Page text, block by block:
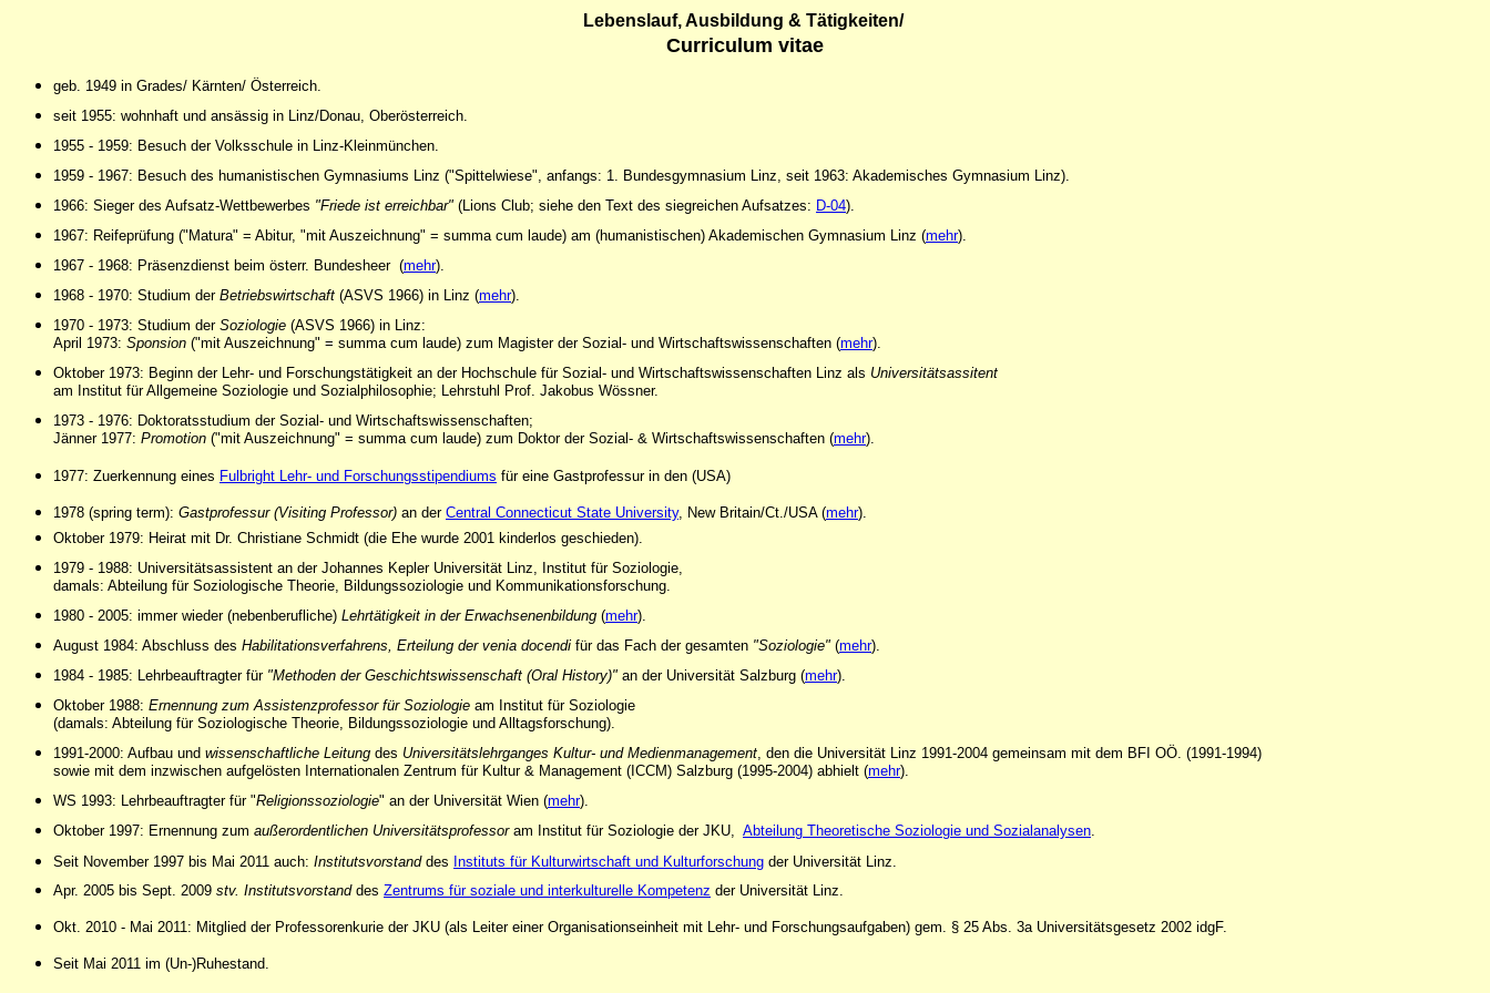
Lebenslauf, Ausbildung & Tätigkeiten/
Curriculum vitae
geb. 1949 in Grades/ Kärnten/ Österreich.
seit 1955: wohnhaft und ansässig in Linz/Donau, Oberösterreich.
1955 - 1959: Besuch der Volksschule in Linz-Kleinmünchen.
1959 - 1967: Besuch des humanistischen Gymnasiums Linz ("Spittelwiese", anfangs: 1. Bundesgymnasium Linz, seit 1963: Akademisches Gymnasium Linz).
1966: Sieger des Aufsatz-Wettbewerbes "Friede ist erreichbar" (Lions Club; siehe den Text des siegreichen Aufsatzes: D-04).
1967: Reifeprüfung ("Matura" = Abitur, "mit Auszeichnung" = summa cum laude) am (humanistischen) Akademischen Gymnasium Linz (mehr).
1967 - 1968: Präsenzdienst beim österr. Bundesheer (mehr).
1968 - 1970: Studium der Betriebswirtschaft (ASVS 1966) in Linz (mehr).
1970 - 1973: Studium der Soziologie (ASVS 1966) in Linz:
April 1973: Sponsion ("mit Auszeichnung" = summa cum laude) zum Magister der Sozial- und Wirtschaftswissenschaften (mehr).
Oktober 1973: Beginn der Lehr- und Forschungstätigkeit an der Hochschule für Sozial- und Wirtschaftswissenschaften Linz als Universitätsassitent
am Institut für Allgemeine Soziologie und Sozialphilosophie; Lehrstuhl Prof. Jakobus Wössner.
1973 - 1976: Doktoratsstudium der Sozial- und Wirtschaftswissenschaften;
Jänner 1977: Promotion ("mit Auszeichnung" = summa cum laude) zum Doktor der Sozial- & Wirtschaftswissenschaften (mehr).
1977: Zuerkennung eines Fulbright Lehr- und Forschungsstipendiums für eine Gastprofessur in den (USA)
1978 (spring term): Gastprofessur (Visiting Professor) an der Central Connecticut State University, New Britain/Ct./USA (mehr).
Oktober 1979: Heirat mit Dr. Christiane Schmidt (die Ehe wurde 2001 kinderlos geschieden).
1979 - 1988: Universitätsassistent an der Johannes Kepler Universität Linz, Institut für Soziologie,
damals: Abteilung für Soziologische Theorie, Bildungssoziologie und Kommunikationsforschung.
1980 - 2005: immer wieder (nebenberufliche) Lehrtätigkeit in der Erwachsenenbildung (mehr).
August 1984: Abschluss des Habilitationsverfahrens, Erteilung der venia docendi für das Fach der gesamten "Soziologie" (mehr).
1984 - 1985: Lehrbeauftragter für "Methoden der Geschichtswissenschaft (Oral History)" an der Universität Salzburg (mehr).
Oktober 1988: Ernennung zum Assistenzprofessor für Soziologie am Institut für Soziologie
(damals: Abteilung für Soziologische Theorie, Bildungssoziologie und Alltagsforschung).
1991-2000: Aufbau und wissenschaftliche Leitung des Universitätslehrganges Kultur- und Medienmanagement, den die Universität Linz 1991-2004 gemeinsam mit dem BFI OÖ. (1991-1994)
sowie mit dem inzwischen aufgelösten Internationalen Zentrum für Kultur & Management (ICCM) Salzburg (1995-2004) abhielt (mehr).
WS 1993: Lehrbeauftragter für "Religionssoziologie" an der Universität Wien (mehr).
Oktober 1997: Ernennung zum außerordentlichen Universitätsprofessoram Institut für Soziologie der JKU, Abteilung Theoretische Soziologie und Sozialanalysen.
Seit November 1997 bis Mai 2011 auch: Institutsvorstand des Instituts für Kulturwirtschaft und Kulturforschung der Universität Linz.
Apr. 2005 bis Sept. 2009 stv. Institutsvorstanddes Zentrums für soziale und interkulturelle Kompetenz der Universität Linz.
Okt. 2010 - Mai 2011: Mitglied der Professorenkurie der JKU (als Leiter einer Organisationseinheit mit Lehr- und Forschungsaufgaben) gem. § 25 Abs. 3a Universitätsgesetz 2002 idgF.
Seit Mai 2011 im (Un-)Ruhestand.